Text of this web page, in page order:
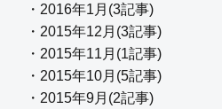
・2016年1月(3記事)
・2015年12月(3記事)
・2015年11月(1記事)
・2015年10月(5記事)
・2015年9月(2記事)